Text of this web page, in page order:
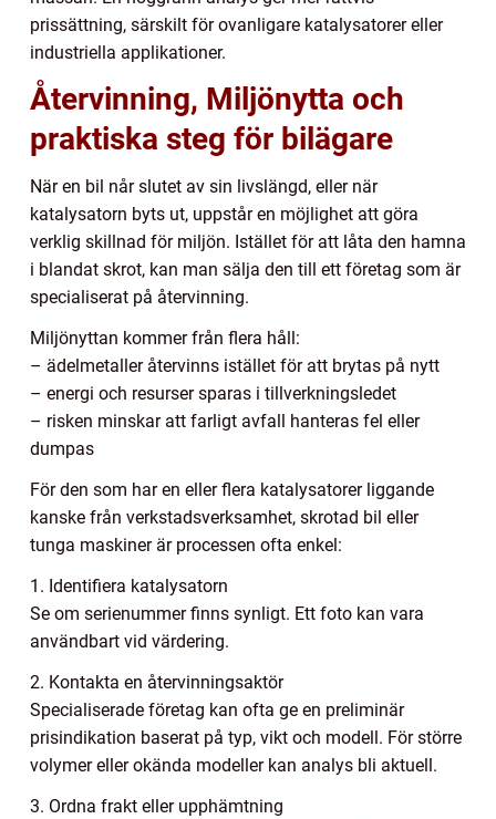
prissättning, särskilt för ovanligare katalysatorer eller
industriella applikationer.
Återvinning, Miljönytta och
praktiska steg för bilägare
När en bil når slutet av sin livslängd, eller när
katalysatorn byts ut, uppstår en möjlighet att göra
verklig skillnad för miljön. Istället för att låta den hamna
i blandat skrot, kan man sälja den till ett företag som är
specialiserat på återvinning.
Miljönyttan kommer från flera håll:
– ädelmetaller återvinns istället för att brytas på nytt
– energi och resurser sparas i tillverkningsledet
– risken minskar att farligt avfall hanteras fel eller
dumpas
För den som har en eller flera katalysatorer liggande
kanske från verkstadsverksamhet, skrotad bil eller
tunga maskiner är processen ofta enkel:
1. Identifiera katalysatorn
Se om serienummer finns synligt. Ett foto kan vara
användbart vid värdering.
2. Kontakta en återvinningsaktör
Specialiserade företag kan ofta ge en preliminär
prisindikation baserat på typ, vikt och modell. För större
volymer eller okända modeller kan analys bli aktuell.
3. Ordna frakt eller upphämtning